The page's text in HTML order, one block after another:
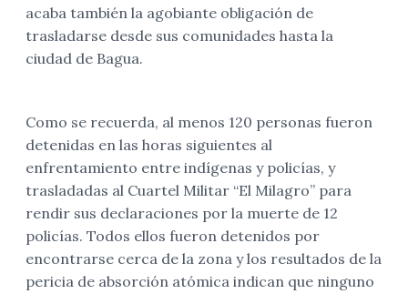
acaba también la agobiante obligación de
trasladarse desde sus comunidades hasta la
ciudad de Bagua.
Como se recuerda, al menos 120 personas fueron
detenidas en las horas siguientes al
enfrentamiento entre indígenas y policías, y
trasladadas al Cuartel Militar “El Milagro” para
rendir sus declaraciones por la muerte de 12
policías. Todos ellos fueron detenidos por
encontrarse cerca de la zona y los resultados de la
pericia de absorción atómica indican que ninguno